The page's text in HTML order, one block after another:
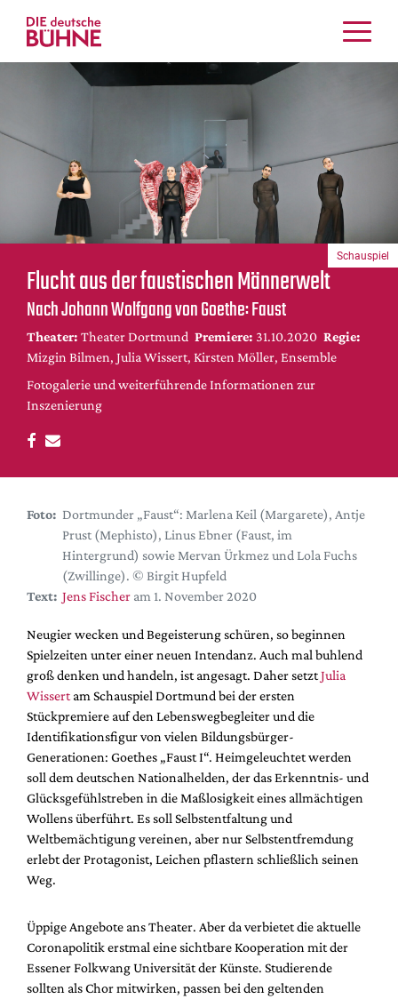
Kritiken
Tanz
Crossover
Bühnenwelt
Festivals & Veranstaltungen
Menschen & Theater
Themen
Internationales
Nachrufe
Medientipps
DdB-map
Kalender
Premierensuche
Hefte
Alle Hefte
Leseproben
Service
Shop / Abo
Newsletter
Redaktion
Autor:innen
Partner
Mediadaten
Suche
Flucht aus der faustischen Männerwelt
Nach Johann Wolfgang von Goethe: Faust
Theater: Theater Dortmund Premiere: 31.10.2020 Regie:
Mizgin Bilmen, Julia Wissert, Kirsten Möller, Ensemble
Fotogalerie und weiterführende Informationen zur
Inszenierung
Schauspiel
Foto: Dortmunder „Faust“: Marlena Keil (Margarete), Antje
Prust (Mephisto), Linus Ebner (Faust, im
Hintergrund) sowie Mervan Ürkmez und Lola Fuchs
(Zwillinge). © Birgit Hupfeld
Text: Jens Fischer am 1. November 2020
Neugier wecken und Begeisterung schüren, so beginnen
Spielzeiten unter einer neuen Intendanz. Auch mal buhlend
groß denken und handeln, ist angesagt. Daher setztJulia
Wissert am Schauspiel Dortmund bei der ersten
Stückpremiere auf den Lebenswegbegleiter und die
Identifikationsfigur von vielen Bildungsbürger-
Generationen: Goethes „Faust I“. Heimgeleuchtet werden
soll dem deutschen Nationalhelden, der das Erkenntnis- und
Glücksgefühlstreben in die Maßlosigkeit eines allmächtigen
Wollens überführt. Es soll Selbstentfaltung und
Weltbemächtigung vereinen, aber nur Selbstentfremdung
erlebt der Protagonist, Leichen pflastern schließlich seinen
Weg.
Üppige Angebote ans Theater. Aber da verbietet die aktuelle
Coronapolitik erstmal eine sichtbare Kooperation mit der
Essener Folkwang Universität der Künste. Studierende
sollten als Chor mitwirken, passen bei den geltenden